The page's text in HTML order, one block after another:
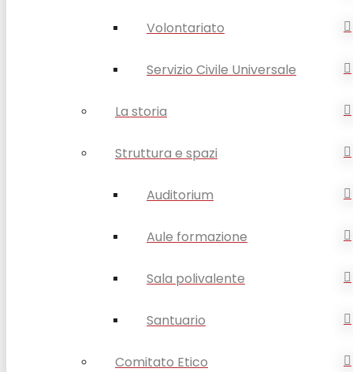
Volontariato
Servizio Civile Universale
La storia
Struttura e spazi
Auditorium
Aule formazione
Sala polivalente
Santuario
Comitato Etico